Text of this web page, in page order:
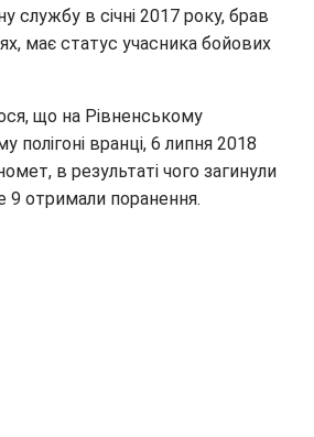
службу в січні 2017 року, брав
має статус учасника бойових
що на Рівненському
полігоні вранці, 6 липня 2018
в результаті чого загинули
9 отримали поранення.